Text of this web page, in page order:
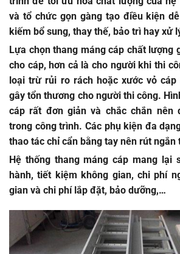
và tổ chức gọn gàng tạo điều kiện
kiếm bổ sung, thay thế, bảo trì hay xử
Lựa chọnthang máng cáp chất lượng
cho cáp, hơn cả là cho người khi thi
loại trừ rủi ro rách hoặc xước vỏ cáp
gây tổn thương cho người thi công.
cáp rất đơn giản và chắc chắn nên
trong công trình. Các phụ kiện đa
thao tác chỉ cẩn bằng tay nên rút ngắn
Hệ thống thang máng cáp mang lại
hành, tiết kiệm không gian, chi phí
gian và chi phí lắp đặt, bảo dưỡng,…